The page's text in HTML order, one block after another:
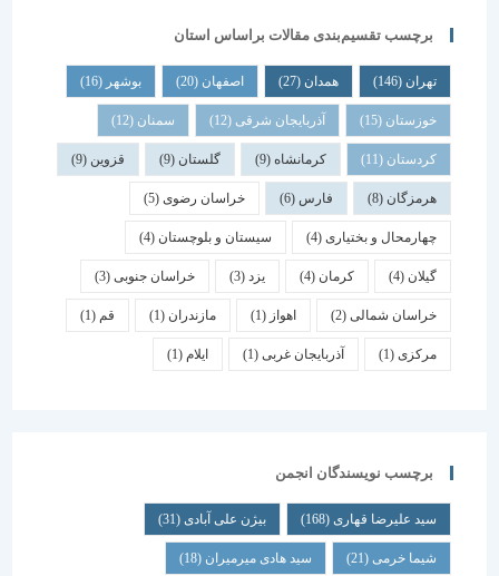
برچسب تقسیم‌بندی مقالات براساس استان
تهران(146) همدان(27) اصفهان(20) بوشهر(16)
خوزستان(15) آذربایجان شرقی (12) سمنان(12)
کردستان(11) کرمانشاه(9) گلستان(9) قزوین(9)
هرمزگان(8) فارس (6) خراسان رضوی(5)
چهارمحال و بختیاری(4) سیستان و بلوچستان(4)
گیلان(4) کرمان(4)
(3) خراسان جنوبی(3)
خراسان شمالی(2) اهواز(1) مازندران(1)
(1)
مرکزی(1) آذربایجان غربی(1) ایلام(1)
برچسب نویسندگان انجمن
سید علیرضا قهاری(168) بیژن علی آبادی(31)
شیما خرمی (21) سید هادی میرمیران(18)